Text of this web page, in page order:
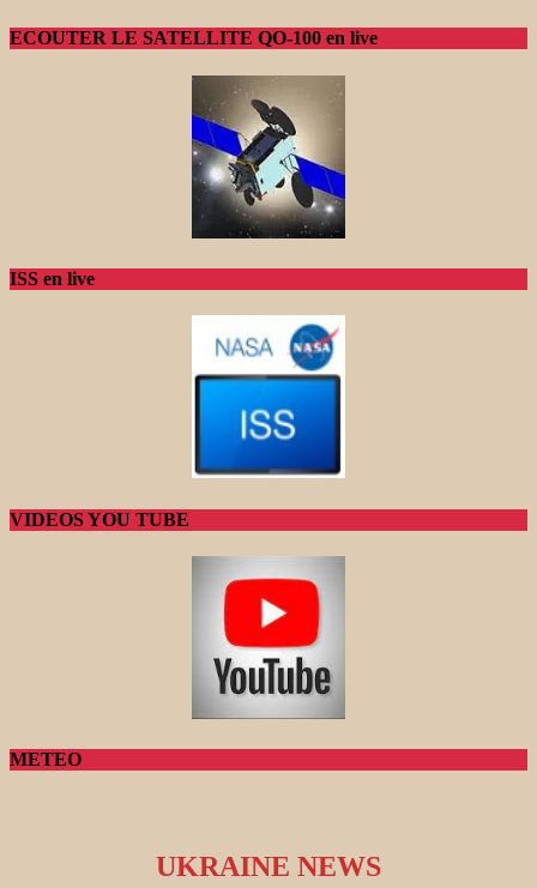
ECOUTER LE SATELLITE QO-100 en live
ISS en live
VIDEOS YOU TUBE
METEO
UKRAINE NEWS